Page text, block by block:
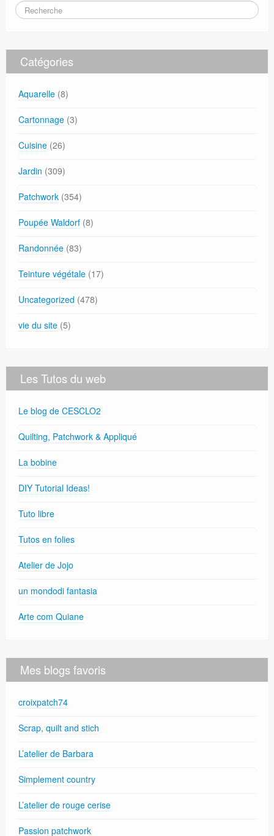
Catégories
Aquarelle (8)
Cartonnage (3)
Cuisine (26)
Jardin (309)
Patchwork (354)
Poupée Waldorf (8)
Randonnée (83)
Teinture végétale (17)
Uncategorized (478)
vie du site (5)
Les Tutos du web
Le blog de CESCLO2
Quilting, Patchwork & Appliqué
La bobine
DIY Tutorial Ideas!
Tuto libre
Tutos en folies
Atelier de Jojo
un mondodi fantasia
Arte com Quiane
Mes blogs favoris
croixpatch74
Scrap, quilt and stich
L’atelier de Barbara
Simplement country
L’atelier de rouge cerise
Passion patchwork